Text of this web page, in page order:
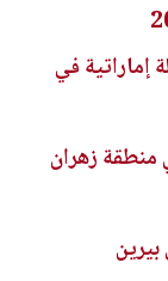
إماراتية في
منطقة زهران